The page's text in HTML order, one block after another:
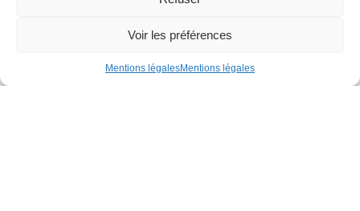
Voir les préférences
Mentions légalesMentions légales